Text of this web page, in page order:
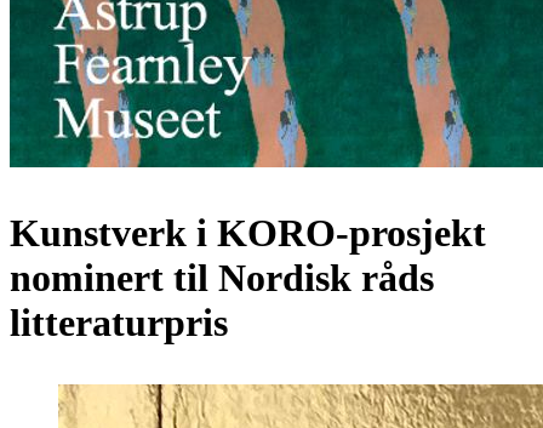
Kunstverk i KORO-prosjekt
nominert til Nordisk råds
litteraturpris